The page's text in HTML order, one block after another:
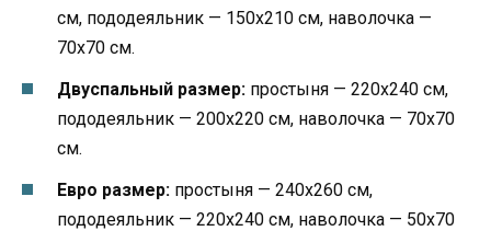
см, пододеяльник — 150х210 см, наволочка —
70х70 см.
Двуспальный размер: простыня — 220х240 см,
пододеяльник — 200х220 см, наволочка — 70х70
см.
Евро размер: простыня — 240х260 см,
пододеяльник — 220х240 см, наволочка — 50х70